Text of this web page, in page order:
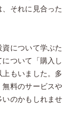
それに見合った
について学ぶた
ついて「購入し
もいました。多
料のサービスや
のかもしれませ